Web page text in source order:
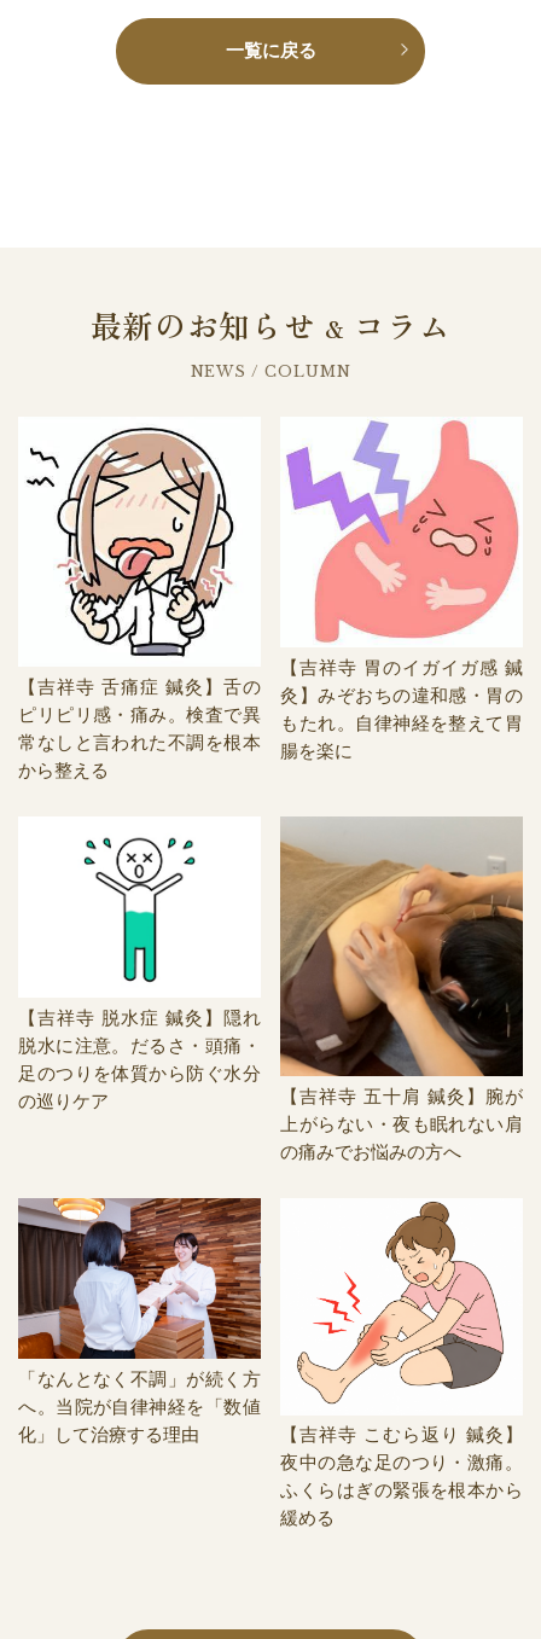
一覧に戻る
最新のお知らせ & コラム
NEWS / COLUMN
【吉祥寺 舌痛症 鍼灸】舌の
ピリピリ感・痛み。検査で異
常なしと言われた不調を根本
から整える
【吉祥寺 胃のイガイガ感 鍼
灸】みぞおちの違和感・胃の
もたれ。自律神経を整えて胃
腸を楽に
【吉祥寺 脱水症 鍼灸】隠れ
脱水に注意。だるさ・頭痛・
足のつりを体質から防ぐ水分
の巡りケア
【吉祥寺 五十肩 鍼灸】腕が
上がらない・夜も眠れない肩
の痛みでお悩みの方へ
「なんとなく不調」が続く方
へ。当院が自律神経を「数値
化」して治療する理由
【吉祥寺 こむら返り 鍼灸】
夜中の急な足のつり・激痛。
ふくらはぎの緊張を根本から
緩める